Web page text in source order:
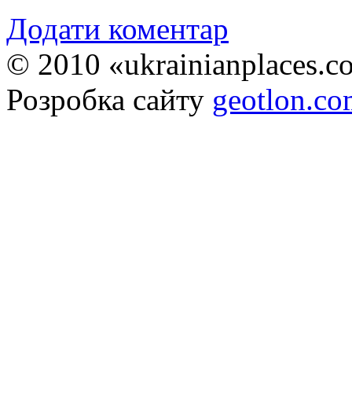
Додати коментар
© 2010
Розробка сайту